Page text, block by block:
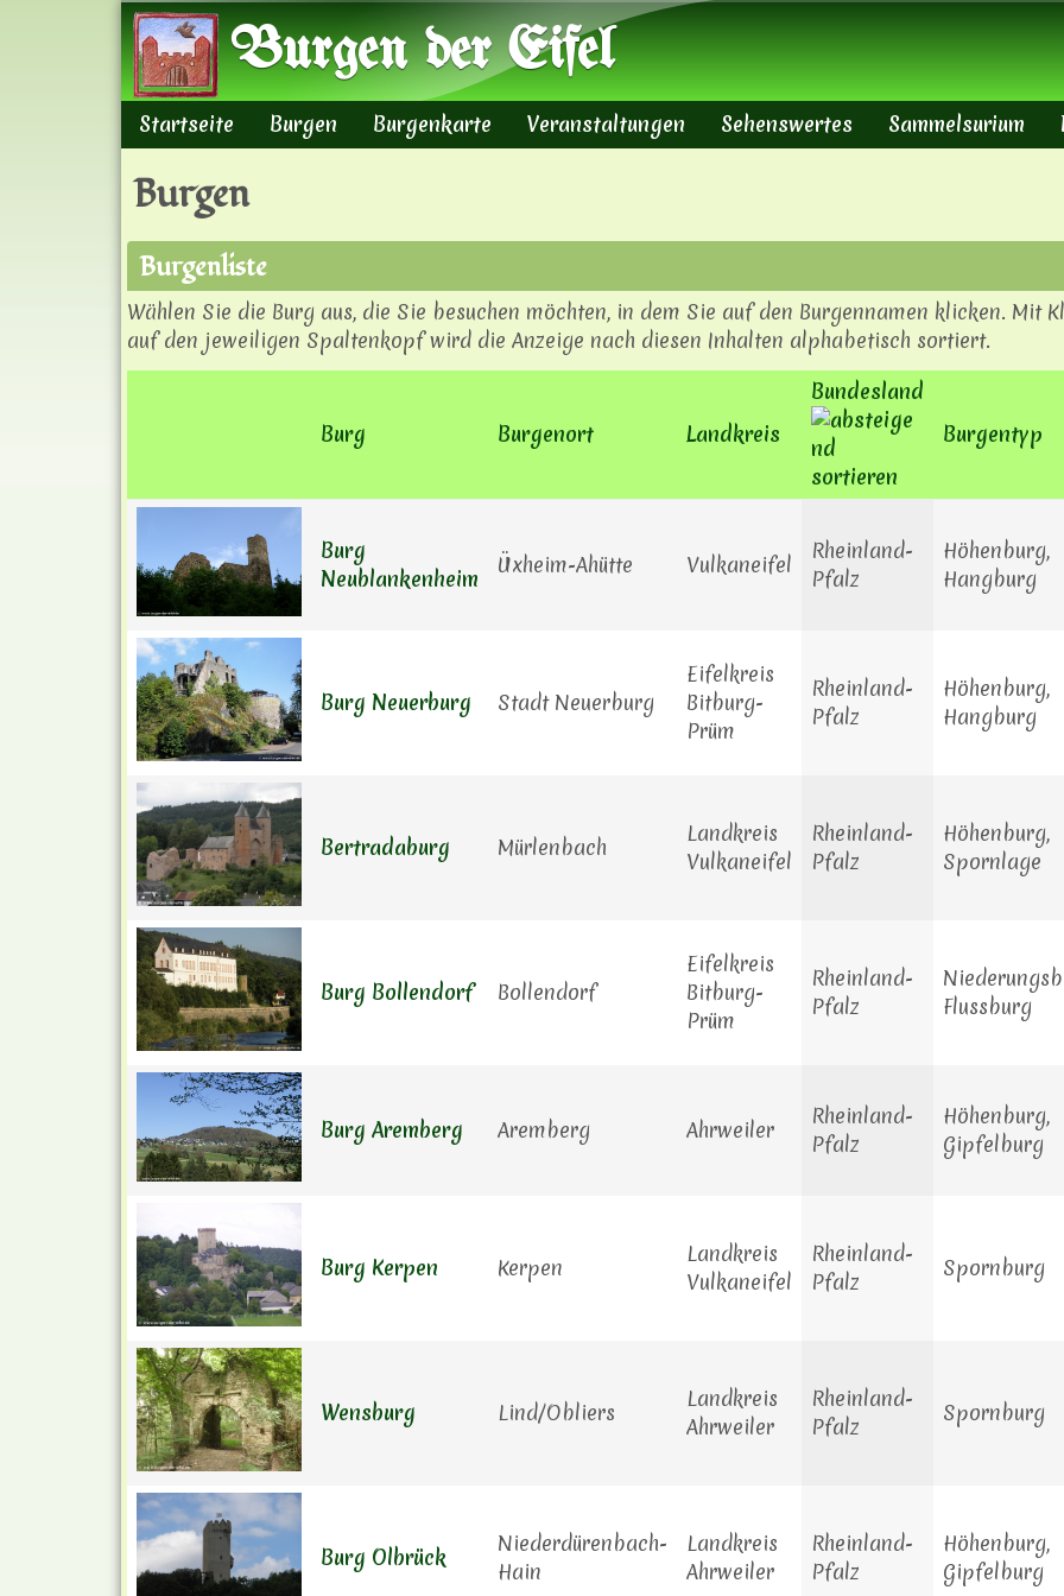
Direkt zum Inhalt
Burgen der Eifel
Hauptmenü
Startseite Burgen Burgenkarte Veranstaltungen Sehenswertes Sammelsurium
Burgen
Burgenliste
Wählen Sie die Burg aus, die Sie besuchen möchten, in dem Sie auf den Burgennamen klicken. Mit
auf den jeweiligen Spaltenkopf wird die Anzeige nach diesen Inhalten alphabetisch sortiert.
Burg Burgenort Landkreis
Bundesland
Burgentyp
Burg
Neublankenheim
Üxheim-Ahütte Vulkaneifel
Rheinland-
Pfalz
Höhenburg,
Hangburg
Burg Neuerburg Stadt Neuerburg
Eifelkreis
Bitburg-
Prüm
Rheinland-
Pfalz
Höhenburg,
Hangburg
Bertradaburg Mürlenbach
Landkreis
Vulkaneifel
Rheinland-
Pfalz
Höhenburg,
Spornlage
Burg Bollendorf Bollendorf
Eifelkreis
Bitburg-
Prüm
Rheinland-
Pfalz
Flussburg
Burg Aremberg Aremberg Ahrweiler
Rheinland-
Pfalz
Höhenburg,
Gipfelburg
Burg Kerpen Kerpen
Landkreis
Vulkaneifel
Rheinland-
Pfalz
Spornburg
Wensburg Lind/Obliers
Landkreis
Ahrweiler
Rheinland-
Pfalz
Spornburg
Burg Olbrück
Niederdürenbach-
Hain
Landkreis
Ahrweiler
Rheinland-
Pfalz
Höhenburg,
Gipfelburg